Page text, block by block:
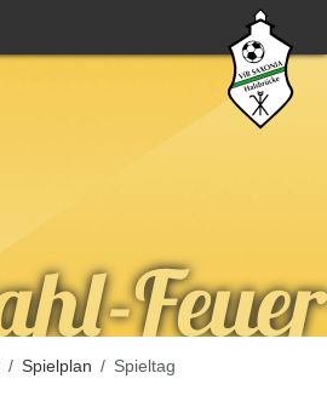
Spielplan Spieltag